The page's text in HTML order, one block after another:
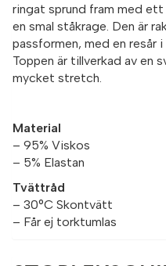
ringat sprund fram med
en smal ståkrage. Den är
passformen, med en resår
Toppen är tillverkad av en
mycket stretch.
Material
– 95% Viskos
– 5% Elastan
Tvättråd
– 30°C Skontvätt
– Får ej torktumlas